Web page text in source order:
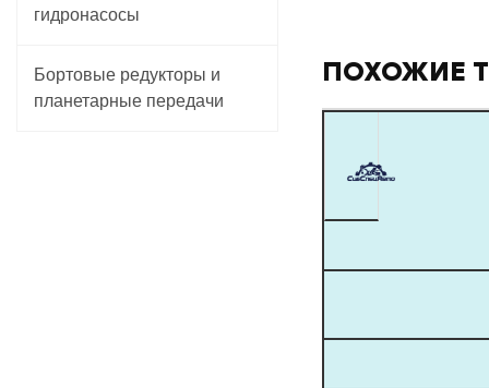
гидронасосы
Бортовые редукторы и
планетарные передачи
ПОХОЖИЕ